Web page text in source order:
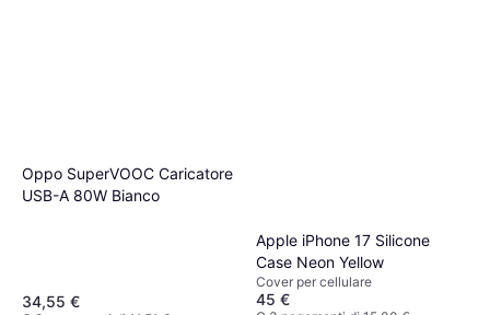
Oppo SuperVOOC Caricatore
USB-A 80W Bianco
34,55 €
Apple iPhone 17 Silicone
Case Neon Yellow
Cover per cellulare
45 €